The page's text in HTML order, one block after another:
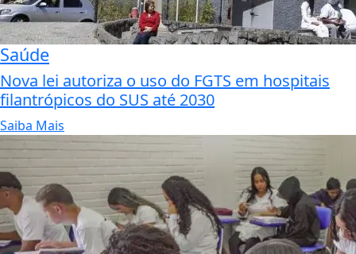
Saúde
Nova lei autoriza o uso do FGTS em hospitais
filantrópicos do SUS até 2030
Saiba Mais